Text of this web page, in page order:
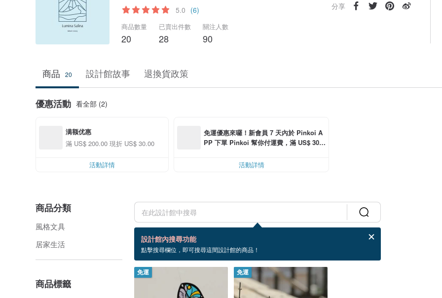
5.0 (6)
商品數量
20
已賣出件數
28
關注人數
90
分享
商品 20 設計館故事 退換貨政策
優惠活動 看全部 (2)
满额优惠
滿 US$ 200.00 現折 US$ 30.00
活動詳情
免運優惠來囉！新會員 7 天內於 Pinkoi A
PP 下單 Pinkoi 幫你付運費，滿 US$ 30.0
活動詳情
商品分類
風格文具
居家生活
商品標籤
設計館內搜尋功能
點擊搜尋欄位，即可搜尋這間設計館的商品！
2 個商品
禮物
免運 免運